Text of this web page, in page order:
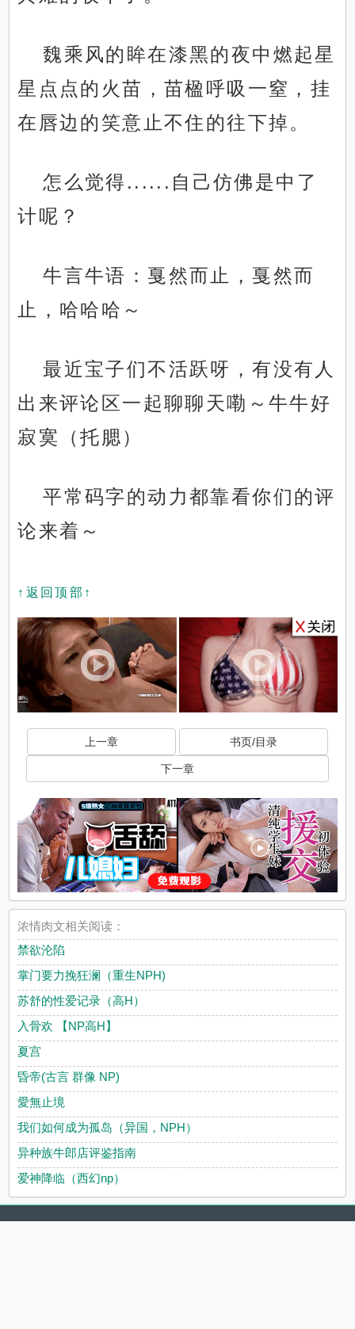
魏乘风的眸在漆黑的夜中燃起星
星点点的火苗，苗楹呼吸一窒，挂
在唇边的笑意止不住的往下掉。
怎么觉得......自己仿佛是中了
计呢？
牛言牛语：戛然而止，戛然而
止，哈哈哈～
最近宝子们不活跃呀，有没有人
出来评论区一起聊聊天嘞～牛牛好
寂寞（托腮）
平常码字的动力都靠看你们的评
论来着～
↑返回顶部↑
上一章 书页/目录
下一章
浓情肉文相关阅读：
禁欲沦陷
掌门要力挽狂澜（重生NPH)
苏舒的性爱记录（高H）
入骨欢 【NP高H】
夏宫
昏帝(古言 群像 NP)
愛無止境
我们如何成为孤岛（异国，NPH）
异种族牛郎店评鉴指南
爱神降临（西幻np）